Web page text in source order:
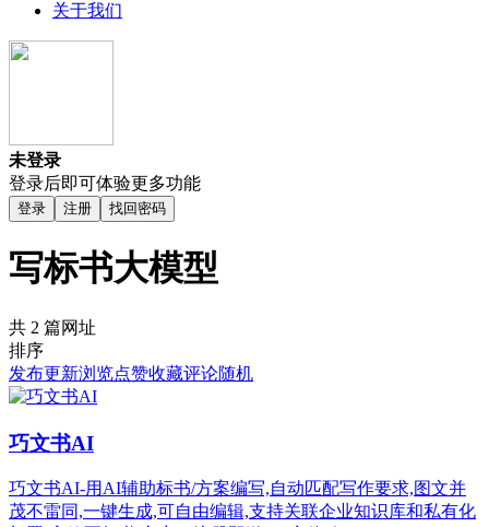
关于我们
未登录
登录后即可体验更多功能
登录 注册 找回密码
写标书大模型
共 2 篇网址
排序
发布更新浏览点赞收藏评论随机
巧文书AI
巧文书AI-用AI辅助标书/方案编写,自动匹配写作要求,图文并
茂不雷同,一键生成,可自由编辑,支持关联企业知识库和私有化